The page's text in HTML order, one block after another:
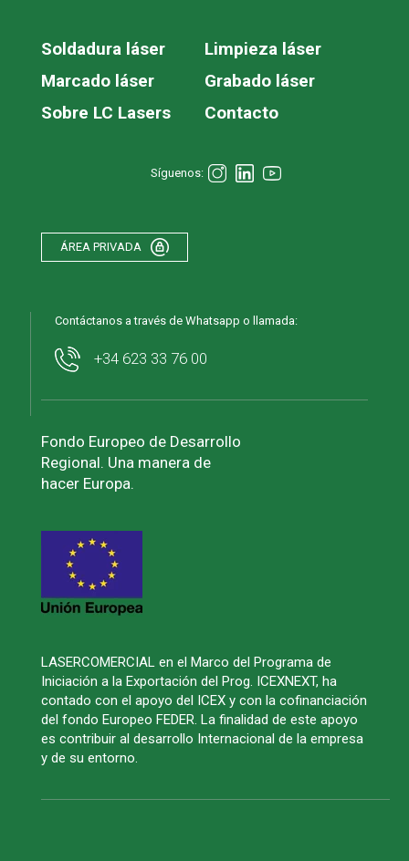
Soldadura láser
Limpieza láser
Marcado láser
Grabado láser
Sobre LC Lasers
Contacto
Síguenos:
ÁREA PRIVADA
Contáctanos a través de Whatsapp o llamada:
+34 623 33 76 00
Fondo Europeo de Desarrollo
Regional. Una manera de
hacer Europa.
LASERCOMERCIAL en el Marco del Programa de
Iniciación a la Exportación del Prog. ICEXNEXT, ha
contado con el apoyo del ICEX y con la cofinanciación
del fondo Europeo FEDER. La finalidad de este apoyo
es contribuir al desarrollo Internacional de la empresa
y de su entorno.